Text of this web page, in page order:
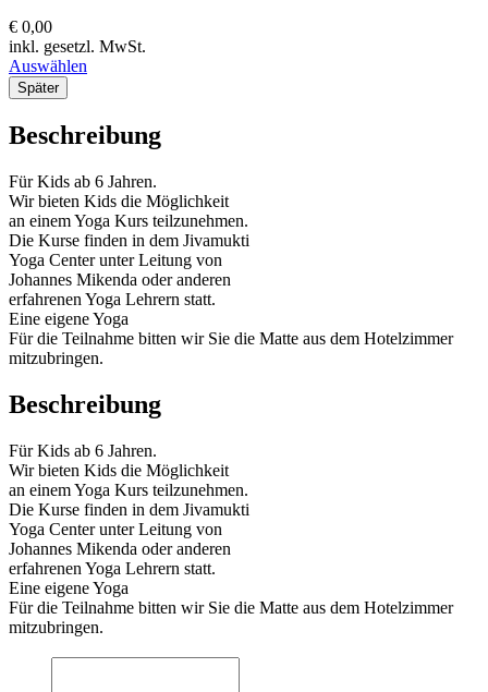
€ 0,00
inkl. gesetzl. MwSt.
Auswählen
Später
Beschreibung
Für Kids ab 6 Jahren.
Wir bieten Kids die Möglichkeit
an einem Yoga Kurs teilzunehmen.
Die Kurse finden in dem Jivamukti
Yoga Center unter Leitung von
Johannes Mikenda oder anderen
erfahrenen Yoga Lehrern statt.
Eine eigene Yoga
Für die Teilnahme bitten wir Sie die Matte aus dem Hotelzimmer
mitzubringen.
Beschreibung
Für Kids ab 6 Jahren.
Wir bieten Kids die Möglichkeit
an einem Yoga Kurs teilzunehmen.
Die Kurse finden in dem Jivamukti
Yoga Center unter Leitung von
Johannes Mikenda oder anderen
erfahrenen Yoga Lehrern statt.
Eine eigene Yoga
Für die Teilnahme bitten wir Sie die Matte aus dem Hotelzimmer
mitzubringen.